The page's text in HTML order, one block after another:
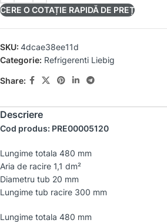
CERE O COTAȚIE RAPIDĂ DE PREȚ
SKU: 4dcae38ee11d
Categorie: Refrigerenti Liebig
Share:
Descriere
Cod produs: PRE00005120
Lungime totala 480 mm
Aria de racire 1,1 dm²
Diametru tub 20 mm
Lungime tub racire 300 mm
Lungime totala 480 mm